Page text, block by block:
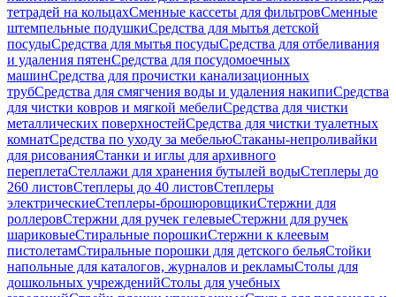
тетрадей на кольцахСменные кассеты для фильтровСменные
штемпельные подушкиСредства для мытья детской
посудыСредства для мытья посудыСредства для отбеливания
и удаления пятенСредства для посудомоечных
машинСредства для прочистки канализационных
трубСредства для смягчения воды и удаления накипиСредства
для чистки ковров и мягкой мебелиСредства для чистки
металлических поверхностейСредства для чистки туалетных
комнатСредства по уходу за мебельюСтаканы-непроливайки
для рисованияСтанки и иглы для архивного
переплетаСтеллажи для хранения бутылей водыСтеплеры до
260 листовСтеплеры до 40 листовСтеплеры
электрическиеСтеплеры-брошюровщикиСтержни для
роллеровСтержни для ручек гелевыеСтержни для ручек
шариковыеСтиральные порошкиСтержни к клеевым
пистолетамСтиральные порошки для детского бельяСтойки
напольные для каталогов, журналов и рекламыСтолы для
дошкольных учрежденийСтолы для учебных